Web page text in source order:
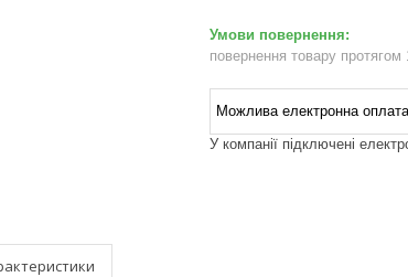
повернення товару протягом
У компанії підключені